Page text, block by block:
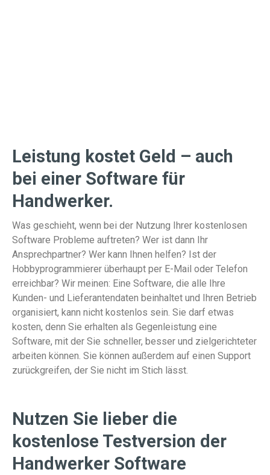
Leistung kostet Geld – auch
bei einer Software für
Handwerker.
Was geschieht, wenn bei der Nutzung Ihrer kostenlosen
Software Probleme auftreten? Wer ist dann Ihr
Ansprechpartner? Wer kann Ihnen helfen? Ist der
Hobbyprogrammierer überhaupt per E-Mail oder Telefon
erreichbar? Wir meinen: Eine Software, die alle Ihre
Kunden- und Lieferantendaten beinhaltet und Ihren Betrieb
organisiert, kann nicht kostenlos sein. Sie darf etwas
kosten, denn Sie erhalten als Gegenleistung eine
Software, mit der Sie schneller, besser und zielgerichteter
arbeiten können. Sie können außerdem auf einen Support
zurückgreifen, der Sie nicht im Stich lässt.
Nutzen Sie lieber die
kostenlose Testversion der
Handwerker Software